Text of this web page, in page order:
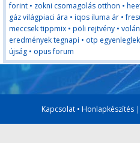
forint • zokni csomagolás otthon •
gáz világpiaci ára • iqos iluma ár •
meccsek tippmix • pöli rejtvény •
eredmények tegnapi • otp
újság • opus forum
Kapcsolat• Honlapkészítés|